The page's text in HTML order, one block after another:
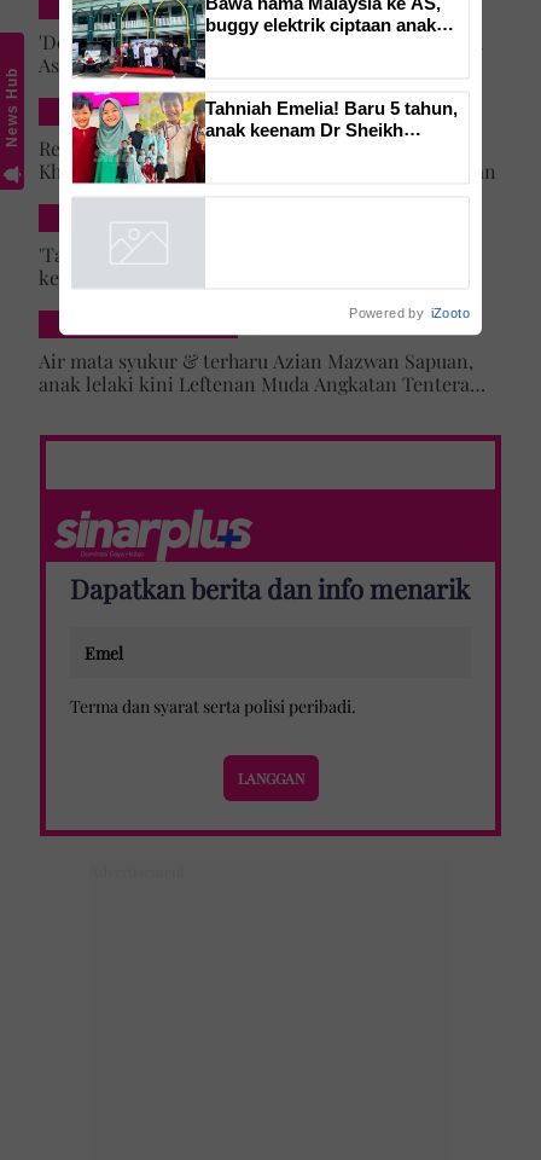
INSPIRASI
'Doa umi, abi sentiasa mengiringi' -Impian Ustazah
Asma' 25 tahun lalu tercapai, anak lelaki daftar
masuk Universiti Malaya
DUNIA
Rezeki lepas menyamar jadi pramugari Batik Air,
Khairun Nisya ditawar latihan akademi penerbangan
'Tak lihat diri saya artis lagi' – Jehan Miskin kongsi
kenapa pilih ‘hilang’ dari dunia lakonan, cerita
Air mata syukur & terharu Azian Mazwan Sapuan,
anak lelaki kini Leftenan Muda Angkatan Tentera
Dapatkan berita dan info menarik
Terma dan syarat serta polisi peribadi.
News Hub
buggy elektrik ciptaan anak
Tahniah Emelia! Baru 5 tahun,
anak keenam Dr Sheikh
Powered by iZooto